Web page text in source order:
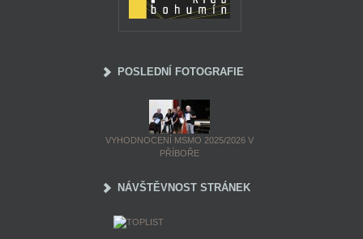
POSLEDNÍ FOTOGRAFIE
VYHODNOCENÍ MSMO 2025/2026 V
PŘÍBOŘE
NÁVŠTĚVNOST STRÁNEK